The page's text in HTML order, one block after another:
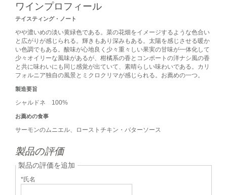
ワインプロフィール
テイスティング・ノート
やや濃いめの淡い黄緑色である。菜の花畑をイメージするような色合い
と広がりが感じられる。輝きもあり深みもある。太陽を感じさせる暖か
い色調でもある。酸味が心地良く少々重々しい果実の甘味が一体化して
少々オイリーな風味があるが、柑橘系の香とコンポートの洋ナシ風の香
と共に味わいにも同じ感覚が出ていて、素晴らしい味わいである。カリ
フォルニア独自の風景とミクロクリマが感じられる。お薦めの一つ。
製造要旨
シャルドネ 100%
お薦めの食事
サーモンのムニエル、ローストチキン・バターソース
製品の評価
製品の評価を追加
*氏名